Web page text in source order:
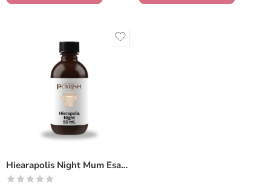
Hiearapolis Night Mum Esansı 50 ml.